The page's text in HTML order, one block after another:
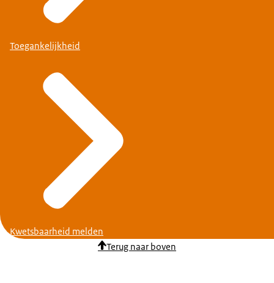
Toegankelijkheid
Kwetsbaarheid melden
Terug naar boven